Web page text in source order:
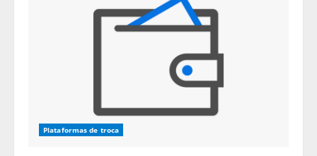
Plataformas de troca